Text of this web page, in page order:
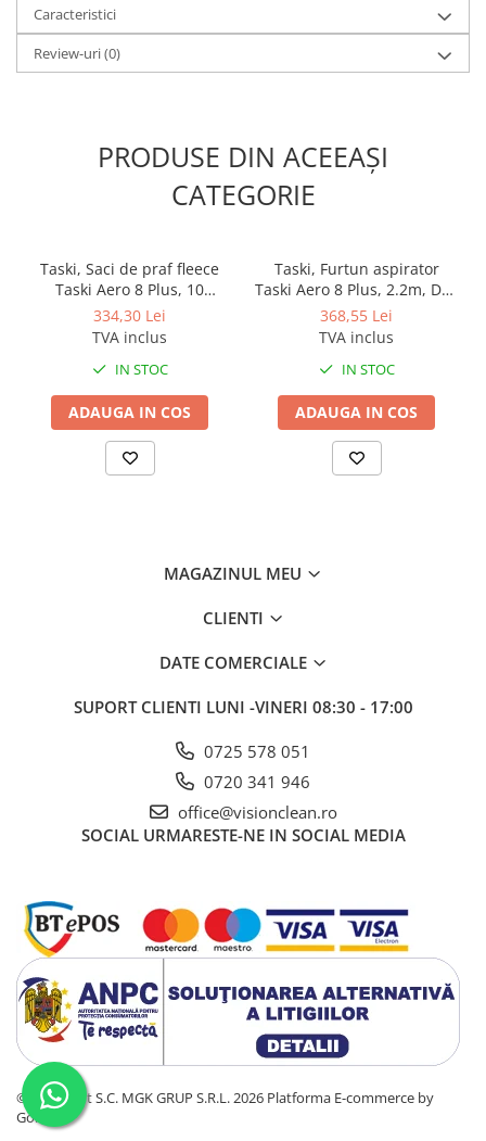
Caracteristici
Review-uri(0)
PRODUSE DIN ACEEAȘI
CATEGORIE
Taski, Saci de praf fleece
Taski Aero 8 Plus, 10
bucati/set
334,30 Lei
TVA inclus
IN STOC
ADAUGA IN COS
Taski, Furtun aspirator
Taski Aero 8 Plus, 2.2m, D32
mm
368,55 Lei
TVA inclus
IN STOC
ADAUGA IN COS
MAGAZINUL MEU
CLIENTI
DATE COMERCIALE
SUPORT CLIENTI LUNI -VINERI 08:30 - 17:00
0725 578 051
0720 341 946
office@visionclean.ro
SOCIAL URMARESTE-NE IN SOCIAL MEDIA
©Copyright S.C. MGK GRUP S.R.L. 2026 Platforma E-commerce by
Gomag